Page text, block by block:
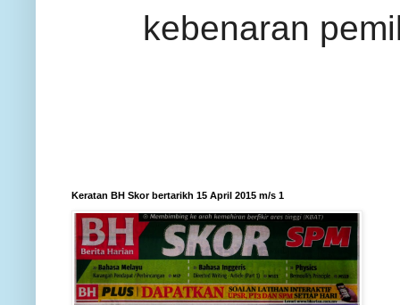
kebenaran
Keratan BH Skor bertarikh 15 April 2015 m/s 1